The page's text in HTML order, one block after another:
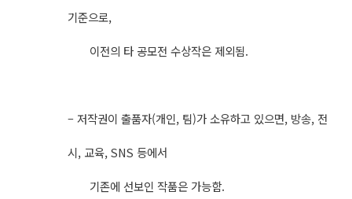
기준으로,
이전의 타 공모전 수상작은 제외됨.
– 저작권이 출품자(개인, 팀)가 소유하고 있으면, 방송, 전
시, 교육, SNS 등에서
기존에 선보인 작품은 가능함.